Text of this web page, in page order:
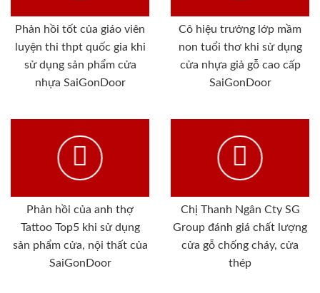
Phản hồi tốt của giáo viên
luyện thi thpt quốc gia khi
sử dụng sản phẩm cửa
nhựa SaiGonDoor
Cô hiệu trưởng lớp mầm
non tuổi thơ khi sử dụng
cửa nhựa giả gỗ cao cấp
SaiGonDoor
Phản hồi của anh thợ
Tattoo Top5 khi sử dụng
sản phẩm cửa, nội thất của
SaiGonDoor
Chị Thanh Ngân Cty SG
Group đánh giá chất lượng
cửa gỗ chống cháy, cửa
thép